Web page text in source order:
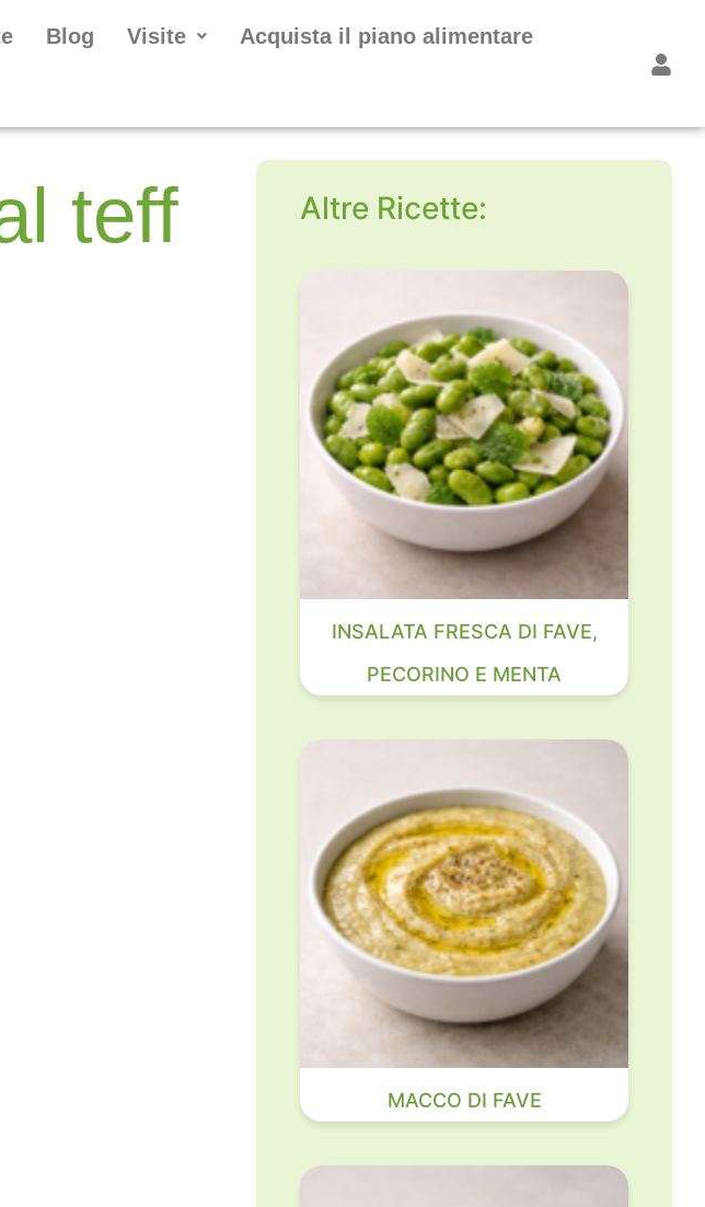
Blog Visite Acquista il piano alimentare
teff Altre Ricette:
INSALATA FRESCA DI FAVE,
PECORINO E MENTA
MACCO DI FAVE